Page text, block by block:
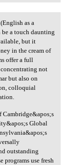
as a
be a touch daunting
but it
in the cream of
offer a full
not
but also on
colloquial
Cambridge&apos;s
Global
outstanding
programs use fresh